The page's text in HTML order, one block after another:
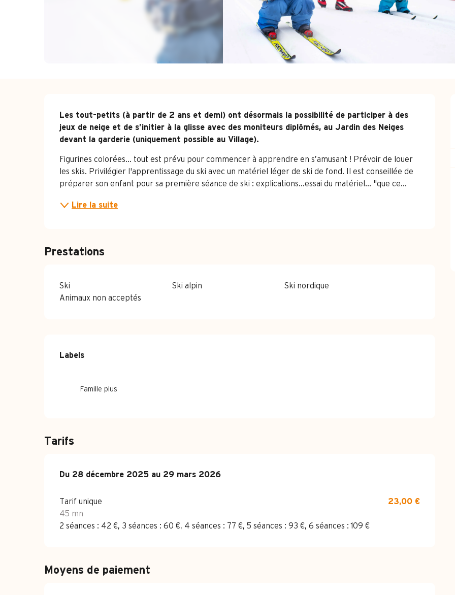
Description
Les tout-petits (à partir de 2 ans et demi) ont désormais la possibilité de participer à des
jeux de neige et de s’initier à la glisse avec des moniteurs diplômés, au Jardin des Neiges
devant la garderie (uniquement possible au Village).
Figurines colorées… tout est prévu pour commencer à apprendre en s’amusant ! Prévoir de louer
les skis. Privilégier l'apprentissage du ski avec un matériel léger de ski de fond. Il est conseillée de
préparer son enfant pour sa première séance de ski : explications...essai du matériel... "que ce...
Lire la suite
Prestations
Ski Ski alpin
Ski nordique
Animaux non acceptés
Offres de prestations
Labels
Labels
Famille plus
Tarifs
Du 28 décembre 2025 au 29 mars 2026
Du 28 décembre 2025 au 29 mars 2026
Tarif unique
45 mn
23,00 €
2 séances : 42 €, 3 séances : 60 €, 4 séances : 77 €, 5 séances : 93 €, 6 séances : 109 €
Moyens de paiement